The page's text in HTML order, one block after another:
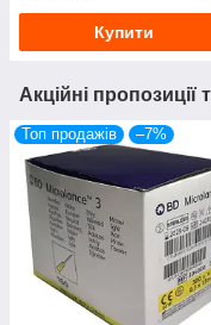
Купити
Акційні пропозиції
Топ продажів –7%